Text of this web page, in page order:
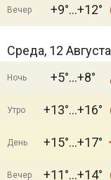
Вечер +9° +12°
Среда, 12 Августа
Ночь +5° +8°
Утро +13° +16°
День +15° +17°
Вечер +11° +14°